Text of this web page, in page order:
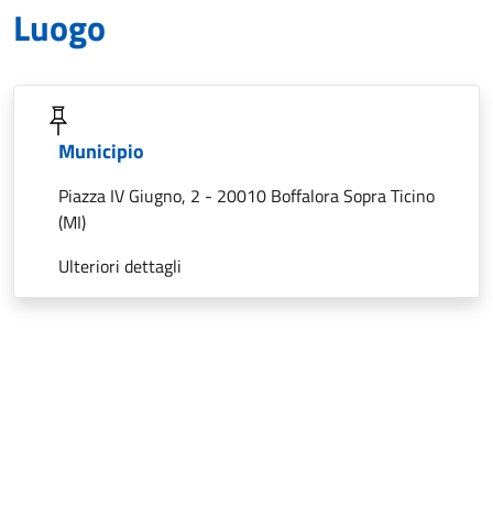
Luogo
Municipio
Piazza IV Giugno, 2 - 20010 Boffalora Sopra Ticino
(MI)
Ulteriori dettagli